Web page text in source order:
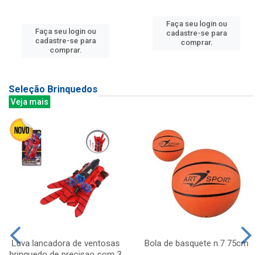
Faça seu login ou
cadastre-se para
comprar.
Faça seu login ou
cadastre-se para
comprar.
Seleção Brinquedos
Veja mais
Luva lancadora de ventosas
Bola de basquete n.7 75cm